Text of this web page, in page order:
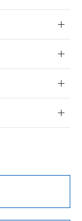
下を必ずお読
承認
KR型式
限
りま